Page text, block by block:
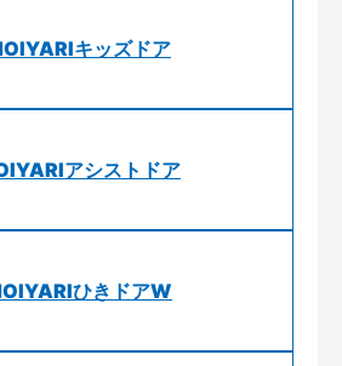
キッズドア
アシストドア
ひきドアW